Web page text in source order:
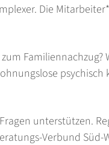
Die
Familiennachzug?
psychisch
unterstützen.
Verbund Süd-